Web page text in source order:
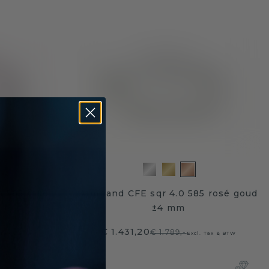
Armband CFE sqr 4.0 585 rosé goud
±4 mm
€ 1.431,20€ 1.789,-Excl. Tax & BTW